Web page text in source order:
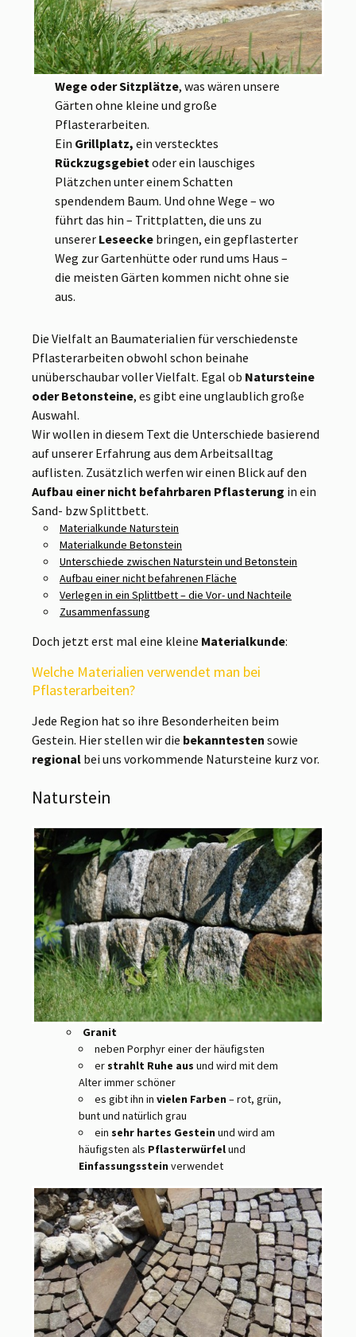
Wege oder Sitzplätze, was wären unsere
Gärten ohne kleine und große
Pflasterarbeiten.
Ein Grillplatz, ein verstecktes
Rückzugsgebietoder ein lauschiges
Plätzchen unter einem Schatten
spendendem Baum. Und ohne Wege – wo
führt das hin – Trittplatten, die uns zu
unserer Leseecke bringen, ein gepflasterter
Weg zur Gartenhütte oder rund ums Haus –
die meisten Gärten kommen nicht ohne sie
aus.
Die Vielfalt an Baumaterialien für verschiedenste
Pflasterarbeiten obwohl schon beinahe
unüberschaubar voller Vielfalt. Egal ob Natursteine
oder Betonsteine, es gibt eine unglaublich große
Auswahl.
Wir wollen in diesem Text die Unterschiede basierend
auf unserer Erfahrung aus dem Arbeitsalltag
auflisten. Zusätzlich werfen wir einen Blick auf den
Aufbau einer nicht befahrbaren Pflasterung in ein
Sand- bzw Splittbett.
Materialkunde Naturstein
Materialkunde Betonstein
Unterschiede zwischen Naturstein und Betonstein
Aufbau einer nicht befahrenen Fläche
Verlegen in ein Splittbett – die Vor- und Nachteile
Zusammenfassung
Doch jetzt erst mal eine kleine Materialkunde:
Welche Materialien verwendet man bei
Pflasterarbeiten?
Jede Region hat so ihre Besonderheiten beim
Gestein. Hier stellen wir die bekanntesten sowie
regional bei uns vorkommende Natursteine kurz vor.
Naturstein
Granit
neben Porphyr einer der häufigsten
erstrahlt Ruhe aus und wird mit dem
Alter immer schöner
es gibt ihn in vielen Farben – rot, grün,
bunt und natürlich grau
einsehr hartes Gesteinund wird am
häufigsten als Pflasterwürfelund
Einfassungsstein verwendet